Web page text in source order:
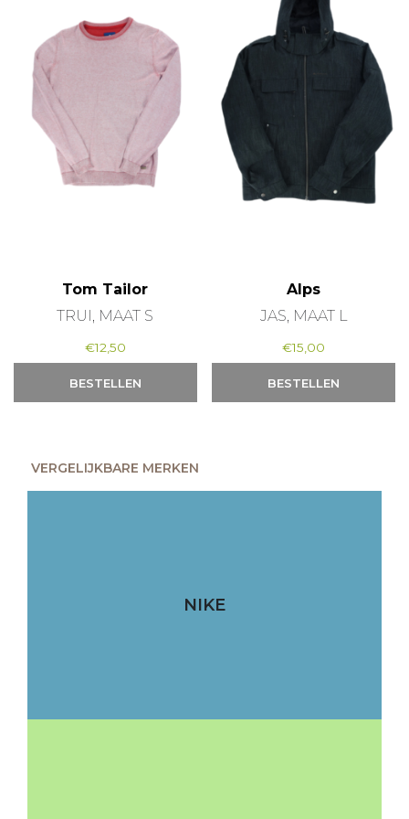
Tom Tailor
TRUI, MAAT S
€12,50
BESTELLEN
Alps
JAS, MAAT L
€15,00
BESTELLEN
VERGELIJKBARE MERKEN
NIKE